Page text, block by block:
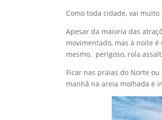
Como toda cidade, vai
Apesar da maioria das
movimentado, mas à noite
mesmo, perigoso, rola
Ficar nas praias do Norte
manhã na areia molhada é